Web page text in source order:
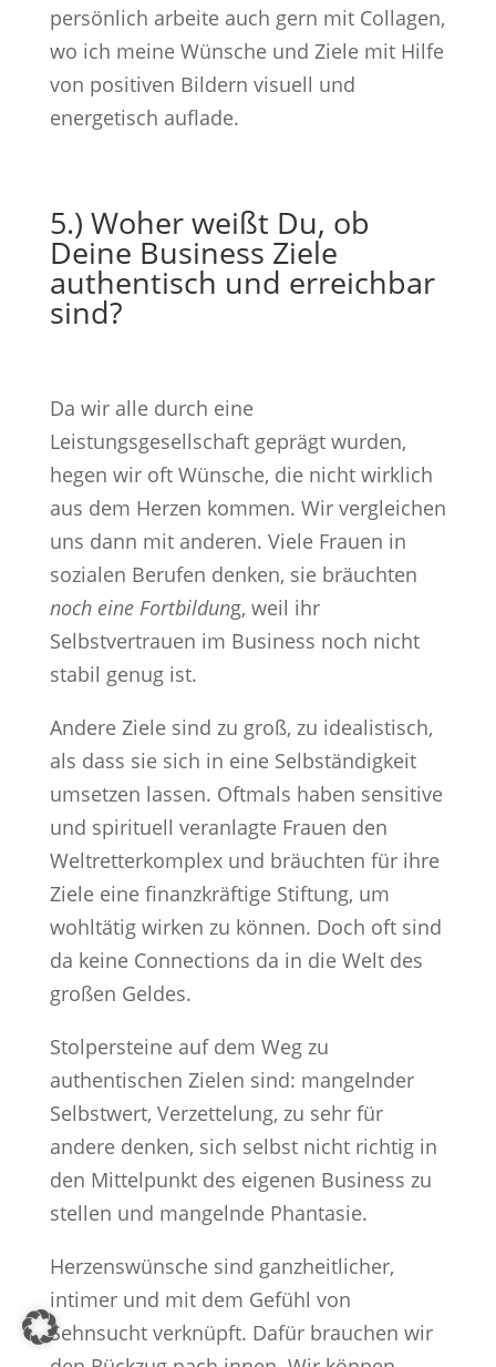
persönlich arbeite auch gern mit Collagen,
wo ich meine Wünsche und Ziele mit Hilfe
von positiven Bildern visuell und
energetisch auflade.
5.) Woher weißt Du, ob
Deine Business Ziele
authentisch und erreichbar
sind?
Da wir alle durch eine
Leistungsgesellschaft geprägt wurden,
hegen wir oft Wünsche, die nicht wirklich
aus dem Herzen kommen. Wir vergleichen
uns dann mit anderen. Viele Frauen in
sozialen Berufen denken, sie bräuchten
noch eine Fortbildung, weil ihr
Selbstvertrauen im Business noch nicht
stabil genug ist.
Andere Ziele sind zu groß, zu idealistisch,
als dass sie sich in eine Selbständigkeit
umsetzen lassen. Oftmals haben sensitive
und spirituell veranlagte Frauen den
Weltretterkomplex und bräuchten für ihre
Ziele eine finanzkräftige Stiftung, um
wohltätig wirken zu können. Doch oft sind
da keine Connections da in die Welt des
großen Geldes.
Stolpersteine auf dem Weg zu
authentischen Zielen sind: mangelnder
Selbstwert, Verzettelung, zu sehr für
andere denken, sich selbst nicht richtig in
den Mittelpunkt des eigenen Business zu
stellen und mangelnde Phantasie.
Herzenswünsche sind ganzheitlicher,
intimer und mit dem Gefühl von
Sehnsucht verknüpft. Dafür brauchen wir